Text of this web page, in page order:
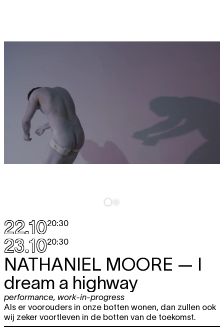
22.1020:30
23.1020:30
NATHANIEL MOORE — I
dream a highway
performance, work-in-progress
Als er voorouders in onze botten wonen, dan zullen ook
wij zeker voortleven in de botten van de toekomst.